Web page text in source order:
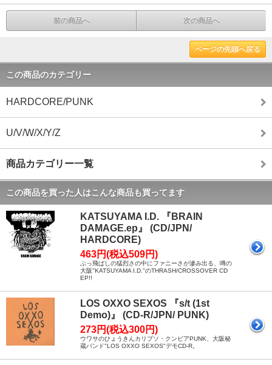
前の商品へ 次の商品へ
ページの先頭へ戻る
この商品のカテゴリー
HARDCORE/PUNK
U/V/W/X/Y/Z
商品カテゴリー一覧
この商品を買った人はこんな商品も買ってます
KATSUYAMA I.D. 『BRAIN
DAMAGE.ep』 (CD/JPN/
HARDCORE)
463円(税込509円)
ぶっ飛ばしの猛烈さの中にファニーさが滲み出る、噂の
大阪"KATSUYAMA I.D."のTHRASH/CROSSOVER CD
EP!!
LOS OXXO SEXOS 『s/t (1st
Demo)』 (CD-R/JPN/ PUNK)
273円(税込300円)
ウワサのひょうきんカリプソ・クンビアPUNK、大阪秘
蔵バンド"LOS OXXO SEXOS"デモCD-R。